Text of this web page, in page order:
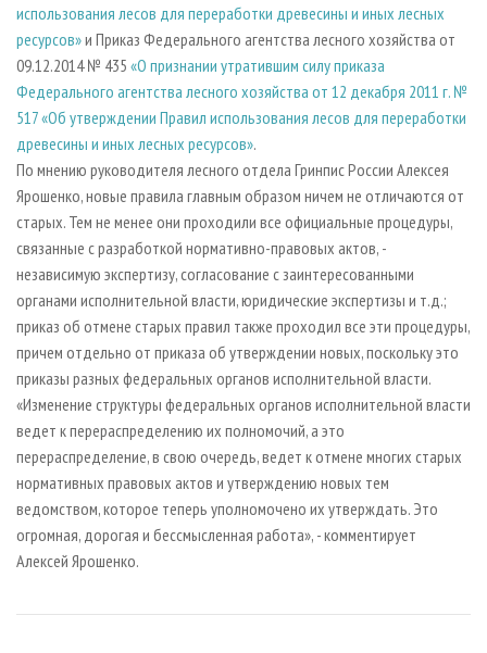
БИОЭНЕРГЕТИКА
ЦБП
ИНСТРУМЕНТ И МАТЕРИАЛЫ
RUSSIAN FORESTRY REVIEW
ГАЗЕТА ЛЕСПРОМФОРУМ
БИБЛИОТЕКА СПЕЦИАЛИСТА
использования лесов для переработки древесины и иных лесных
ресурсов»и Приказ Федерального агентства лесного хозяйства от
09.12.2014 № 435 «О признании утратившим силу приказа
Федерального агентства лесного хозяйства от 12 декабря 2011 г. №
517 «Об утверждении Правил использования лесов для переработки
древесины и иных лесных ресурсов».
По мнению руководителя лесного отдела Гринпис России Алексея
Ярошенко, новые правила главным образом ничем не отличаются от
старых. Тем не менее они проходили все официальные процедуры,
связанные с разработкой нормативно-правовых актов, -
независимую экспертизу, согласование с заинтересованными
органами исполнительной власти, юридические экспертизы и т.д.;
приказ об отмене старых правил также проходил все эти процедуры,
причем отдельно от приказа об утверждении новых, поскольку это
приказы разных федеральных органов исполнительной власти.
«Изменение структуры федеральных органов исполнительной власти
ведет к перераспределению их полномочий, а это
перераспределение, в свою очередь, ведет к отмене многих старых
нормативных правовых актов и утверждению новых тем
ведомством, которое теперь уполномочено их утверждать. Это
огромная, дорогая и бессмысленная работа», - комментирует
Алексей Ярошенко.